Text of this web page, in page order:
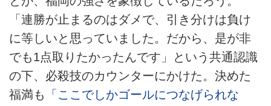
「連勝が止まるのはダメで、引き分けは負け
に等しいと思っていました。だから、是が非
でも1点取りたかったんです」という共通認識
の下、必殺技のカウンターにかけた。決めた
福満も
「ここでしかゴールにつなげられな